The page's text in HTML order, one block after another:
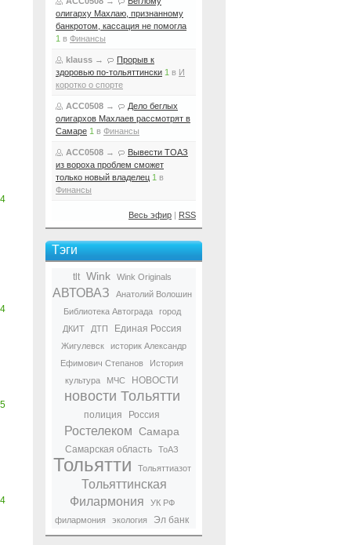
олигарху Махлаю, признанному
банкротом, кассация не помогла
1 в Финансы
klauss →
Прорыв к
здоровью по-тольяттински 1 в И
коротко о спорте
ACC0508 →
Дело беглых
олигархов Махлаев рассмотрят в
Самаре 1 в Финансы
ACC0508 →
Вывести ТОАЗ
из вороха проблем сможет
только новый владелец 1 в
Финансы
Весь эфир | RSS
Тэги
tlt Wink Wink Originals
АВТОВАЗ
Анатолий Волошин
Библиотека Автограда
город
ДКИТ
ДТП Единая Россия
Жигулевск
историк Александр
Ефимович Степанов
История
культура
МЧС НОВОСТИ
новости Тольятти
полиция Россия
Ростелеком Самара
Самарская область ТоАЗ
Тольятти Тольяттиазот
Тольяттинская
Филармония
УК РФ
филармония
экология Эл банк